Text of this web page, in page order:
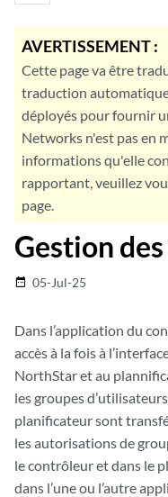
AVERTISSEMENT :
Cette page va être
traduction
déployés pour fournir
Networks n'est pas en
informations qu'elle
rapportant, veuillez
page.
Gestion
date_range 05-Jul-25
Dans l’application du
accès à la fois à
NorthStar et au
les groupes
planificateur sont
les autorisations de
le contrôleur et dans le
dans l’une ou l’autre